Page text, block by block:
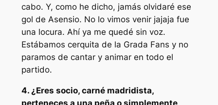
cabo. Y, como he dicho, jamás olvidaré ese
gol de Asensio. No lo vimos venir jajaja fue
una locura. Ahí ya me quedé sin voz.
Estábamos cerquita de la Grada Fans y no
paramos de cantar y animar en todo el
partido.
4. ¿Eres socio, carné madridista,
perteneces a una peña o simplemente